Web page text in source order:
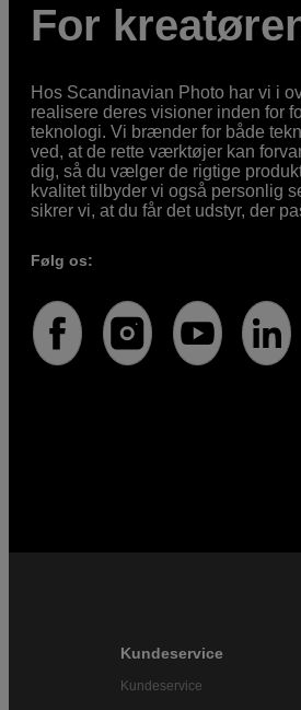
For
Hos Scandinavian Photo har vi i
realisere deres visioner inden for
teknologi. Vi brænder for både
ved, at de rette værktøjer kan
dig, så du vælger de rigtige
kvalitet tilbyder vi også personlig
sikrer vi, at du får det udstyr, der
Følg os:
Kundeservice
Kundeservice